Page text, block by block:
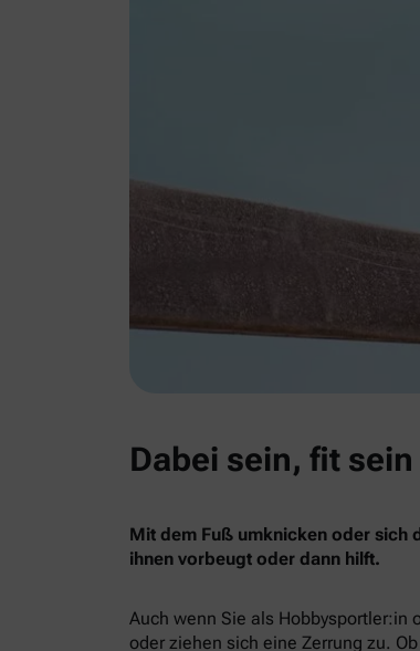
Dabei sein, fit
Mit dem Fuß umknicken oder sich
ihnen vorbeugt oder dann hilft.
Auch wenn Sie als Hobbysportler:in
oder ziehen sich eine Zerrung zu.